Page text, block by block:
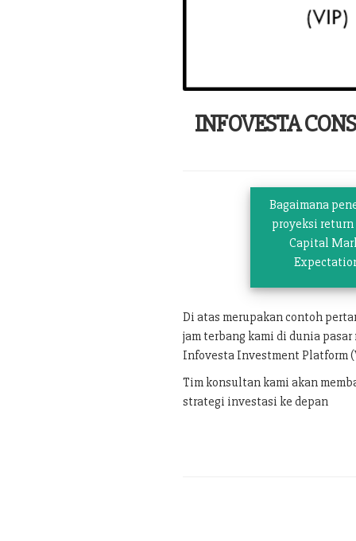
INFOVESTA
Bagaimana
proyeksi return
Capital
Di atas merupakan contoh
jam terbang kami di dunia
Infovesta Investment Platform
Tim konsultan kami akan
strategi investasi ke depan